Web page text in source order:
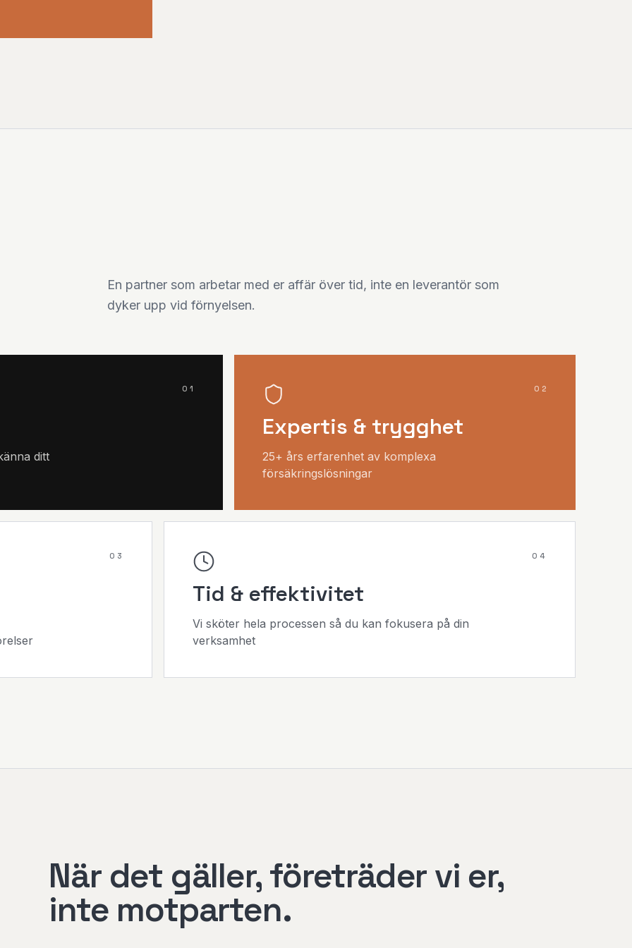
En partner som arbetar med er affär över tid, inte en leverantör som
dyker upp vid förnyelsen.
0 1
ditt
0 2
Expertis & trygghet
25+ års erfarenhet av komplexa
försäkringslösningar
0 3 0 4
Tid & effektivitet
Vi sköter hela processen så du kan fokusera på din
verksamhet
När det gäller, företräder vi er,
inte motparten.